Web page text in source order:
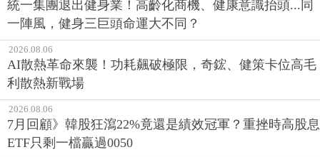
統一集團退出健身業！高齡化商機、健康意識抬頭...同
一陣風，健身三巨頭命運大不同？
2026.08.06
AI散熱革命來襲！功耗飆破極限，奇鋐、健策卡位高毛
利散熱新戰場
2026.08.06
7月回顧》韓股狂瀉22%竟還是績效冠軍？重挫時高股息
ETF只剩一檔贏過0050